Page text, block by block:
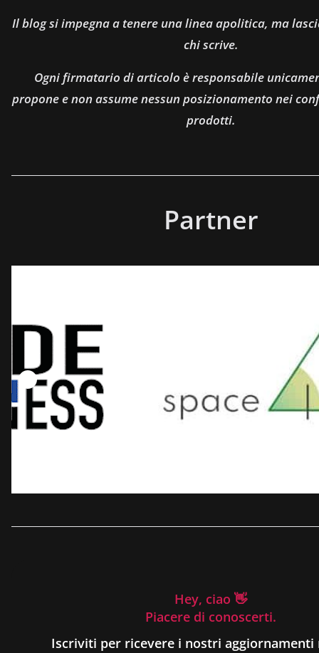
Il blog si impegna a tenere una linea apolitica, ma
chi scrive.
Ogni firmatario di articolo è responsabile
propone e non assume nessun posizionamento nei
prodotti.
Partner
Hey, ciao 👋
Piacere di conoscerti.
Iscriviti per ricevere i nostri aggiornamenti